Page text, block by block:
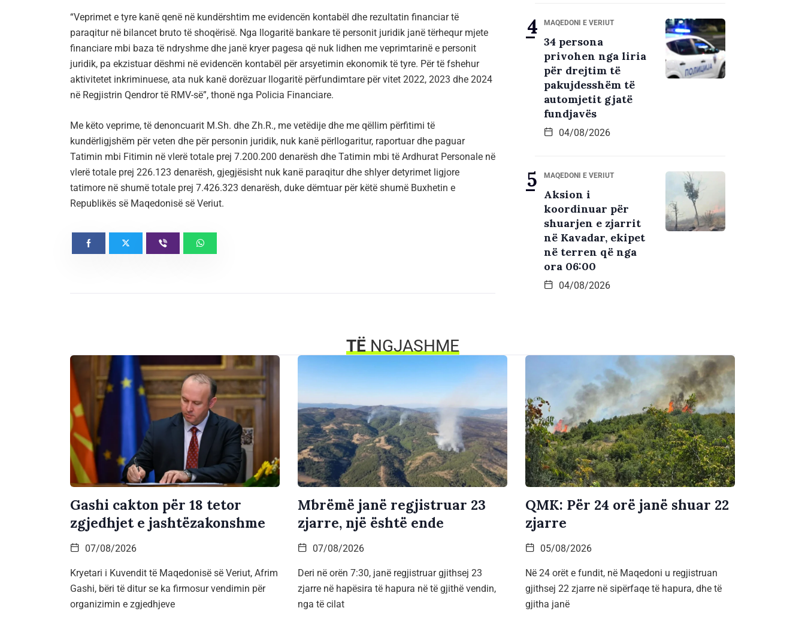
“Veprimet e tyre kanë qenë në kundërshtim me evidencën kontabël dhe rezultatin financiar të
paraqitur në bilancet bruto të shoqërisë. Nga llogaritë bankare të personit juridik janë tërhequr mjete
financiare mbi baza të ndryshme dhe janë kryer pagesa që nuk lidhen me veprimtarinë e personit
juridik, pa ekzistuar dëshmi në evidencën kontabël për arsyetimin ekonomik të tyre. Për të fshehur
aktivitetet inkriminuese, ata nuk kanë dorëzuar llogaritë përfundimtare për vitet 2022, 2023 dhe 2024
në Regjistrin Qendror të RMV-së”, thonë nga Policia Financiare.
Me këto veprime, të denoncuarit M.Sh. dhe Zh.R., me vetëdije dhe me qëllim përfitimi të
kundërligjshëm për veten dhe për personin juridik, nuk kanë përllogaritur, raportuar dhe paguar
Tatimin mbi Fitimin në vlerë totale prej 7.200.200 denarësh dhe Tatimin mbi të Ardhurat Personale në
vlerë totale prej 226.123 denarësh, gjegjësisht nuk kanë paraqitur dhe shlyer detyrimet ligjore
tatimore në shumë totale prej 7.426.323 denarësh, duke dëmtuar për këtë shumë Buxhetin e
Republikës së Maqedonisë së Veriut.
MAQEDONI E VERIUT
34 persona
privohen nga liria
për drejtim të
pakujdesshëm të
automjetit gjatë
fundjavës
04/08/2026
MAQEDONI E VERIUT
Aksion i
koordinuar për
shuarjen e zjarrit
në Kavadar, ekipet
në terren që nga
ora 06:00
04/08/2026
TËNGJASHME
Gashi cakton për 18 tetor
zgjedhjet e jashtëzakonshme
07/08/2026
Kryetari i Kuvendit të Maqedonisë së Veriut, Afrim
Gashi, bëri të ditur se ka firmosur vendimin për
organizimin e zgjedhjeve
Mbrëmë janë regjistruar 23
zjarre, një është ende
07/08/2026
Deri në orën 7:30, janë regjistruar gjithsej 23
zjarre në hapësira të hapura në të gjithë vendin,
nga të cilat
QMK: Për 24 orë janë shuar 22
zjarre
05/08/2026
Në 24 orët e fundit, në Maqedoni u regjistruan
gjithsej 22 zjarre në sipërfaqe të hapura, dhe të
gjitha janë